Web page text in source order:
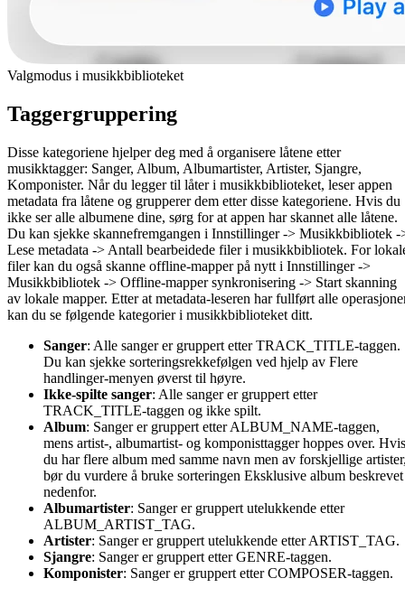
Valgmodus i musikkbiblioteket
Taggergruppering
Disse kategoriene hjelper deg med å organisere låtene etter
musikktagger: Sanger, Album, Albumartister, Artister, Sjangre,
Komponister. Når du legger til låter i musikkbiblioteket, leser appen
metadata fra låtene og grupperer dem etter disse kategoriene. Hvis du
ikke ser alle albumene dine, sørg for at appen har skannet alle låtene.
Du kan sjekke skannefremgangen i Innstillinger -> Musikkbibliotek -
Lese metadata -> Antall bearbeidede filer i musikkbibliotek. For
filer kan du også skanne offline-mapper på nytt i Innstillinger ->
Musikkbibliotek -> Offline-mapper synkronisering -> Start skanning
av lokale mapper. Etter at metadata-leseren har fullført alle
kan du se følgende kategorier i musikkbiblioteket ditt.
Sanger: Alle sanger er gruppert etter TRACK_TITLE-taggen.
Du kan sjekke sorteringsrekkefølgen ved hjelp av Flere
handlinger-menyen øverst til høyre.
Ikke-spilte sanger: Alle sanger er gruppert etter
TRACK_TITLE-taggen og ikke spilt.
Album: Sanger er gruppert etter ALBUM_NAME-taggen,
mens artist-, albumartist- og komponisttagger hoppes over. Hvis
du har flere album med samme navn men av forskjellige
bør du vurdere å bruke sorteringen Eksklusive album beskrevet
nedenfor.
Albumartister: Sanger er gruppert utelukkende etter
ALBUM_ARTIST_TAG.
Artister: Sanger er gruppert utelukkende etter ARTIST_TAG.
Sjangre: Sanger er gruppert etter GENRE-taggen.
Komponister: Sanger er gruppert etter COMPOSER-taggen.